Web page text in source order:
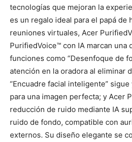
tecnologías que mejoran la
es un regalo ideal para el papá de
reuniones virtuales, Acer
PurifiedVoice™ con IA marcan una
funciones como “Desenfoque de
atención en la oradora al eliminar
“Encuadre facial inteligente”
para una imagen perfecta; y Acer
reducción de ruido mediante IA
ruido de fondo, compatible con
externos. Su diseño elegante se